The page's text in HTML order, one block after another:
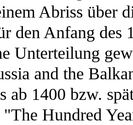
Abriss über
den Anfang des
Unterteilung
and the
ab 1400 bzw.
Hundred